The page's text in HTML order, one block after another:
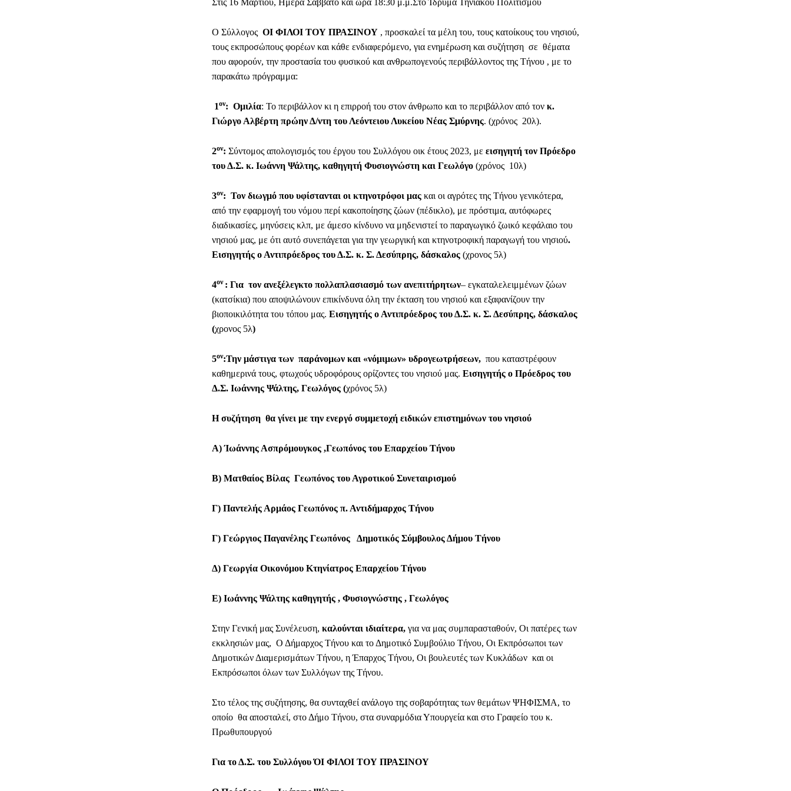
Ο Σύλλογος ΟΙ ΦΙΛΟΙ ΤΟΥ ΠΡΑΣΙΝΟΥ , προσκαλεί τα μέλη του, τους κατοίκους του νησιού,
τους εκπροσώπους φορέων και κάθε ενδιαφερόμενο, για ενημέρωση και συζήτηση σε θέματα
που αφορούν, την προστασία του φυσικού και ανθρωπογενούς περιβάλλοντος της Τήνου , με το
παρακάτω πρόγραμμα:
1ον: Ομιλία: Το περιβάλλον κι η επιρροή του στον άνθρωπο και το περιβάλλον από τον κ.
Γιώργο Αλβέρτη πρώην Δ/ντη του Λεόντειου Λυκείου Νέας Σμύρνης. (χρόνος 20λ).
2ον: Σύντομος απολογισμός του έργου του Συλλόγου οικ έτους 2023, με εισηγητή τον Πρόεδρο
του Δ.Σ. κ. Ιωάννη Ψάλτης, καθηγητή Φυσιογνώστη και Γεωλόγο (χρόνος 10λ)
3ον: Τον διωγμό που υφίστανται οι κτηνοτρόφοι μας και οι αγρότες της Τήνου γενικότερα,
από την εφαρμογή του νόμου περί κακοποίησης ζώων (πέδικλο), με πρόστιμα, αυτόφωρες
διαδικασίες, μηνύσεις κλπ, με άμεσο κίνδυνο να μηδενιστεί το παραγωγικό ζωικό κεφάλαιο του
νησιού μας, με ότι αυτό συνεπάγεται για την γεωργική και κτηνοτροφική παραγωγή του νησιού.
Εισηγητής ο Αντιπρόεδρος του Δ.Σ. κ. Σ. Δεσύπρης, δάσκαλος (χρονος 5λ)
4ον : Για τον ανεξέλεγκτο πολλαπλασιασμό των ανεπιτήρητων– εγκαταλελειμμένων ζώων
(κατσίκια) που αποψιλώνουν επικίνδυνα όλη την έκταση του νησιού και εξαφανίζουν την
βιοποικιλότητα του τόπου μας. Εισηγητής ο Αντιπρόεδρος του Δ.Σ. κ. Σ. Δεσύπρης, δάσκαλος
(χρονος 5λ)
5ον:Την μάστιγα των παράνομων και «νόμιμων» υδρογεωτρήσεων, που καταστρέφουν
καθημερινά τους, φτωχούς υδροφόρους ορίζοντες του νησιού μας. Εισηγητής ο Πρόεδρος του
Δ.Σ. Ιωάννης Ψάλτης, Γεωλόγος (χρόνος 5λ)
Η συζήτηση θα γίνει με την ενεργό συμμετοχή ειδικών επιστημόνων του νησιού
Α) Ίωάννης Ασπρόμουγκος ,Γεωπόνος του Επαρχείου Τήνου
Β) Ματθαίος Βίλας Γεωπόνος του Αγροτικού Συνεταιρισμού
Γ) Παντελής Αρμάος Γεωπόνος π. Αντιδήμαρχος Τήνου
Γ) Γεώργιος Παγανέλης Γεωπόνος Δημοτικός Σύμβουλος Δήμου Τήνου
Δ) Γεωργία Οικονόμου Κτηνίατρος Επαρχείου Τήνου
Ε) Ιωάννης Ψάλτης καθηγητής , Φυσιογνώστης , Γεωλόγος
Στην Γενική μας Συνέλευση, καλούνται ιδιαίτερα, για να μας συμπαρασταθούν, Οι πατέρες των
εκκλησιών μας, Ο Δήμαρχος Τήνου και το Δημοτικό Συμβούλιο Τήνου, Οι Εκπρόσωποι των
Δημοτικών Διαμερισμάτων Τήνου, η Έπαρχος Τήνου, Οι βουλευτές των Κυκλάδων και οι
Εκπρόσωποι όλων των Συλλόγων της Τήνου.
Στο τέλος της συζήτησης, θα συνταχθεί ανάλογο της σοβαρότητας των θεμάτων ΨΗΦΙΣΜΑ, το
οποίο θα αποσταλεί, στο Δήμο Τήνου, στα συναρμόδια Υπουργεία και στο Γραφείο του κ.
Πρωθυπουργού
Για το Δ.Σ. του Συλλόγου ΌΙ ΦΙΛΟΙ ΤΟΥ ΠΡΑΣΙΝΟΥ